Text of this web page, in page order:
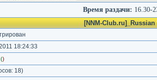
Время раздачи: 16.30-
[NNM-
18:24:33
()
18)